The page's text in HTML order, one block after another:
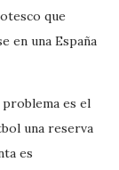
que
en una España
es el
una reserva
es